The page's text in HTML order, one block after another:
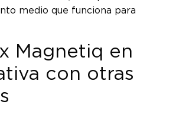
medio que funciona para
Magnetiq en
con otras